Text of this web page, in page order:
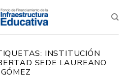
INSTITUCIÓN
SEDE LAUREANO
GÓMEZ